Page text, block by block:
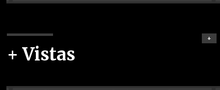
+ Vistas
+